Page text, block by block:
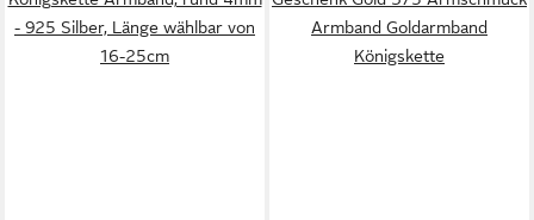
- 925 Silber, Länge wählbar von
16-25cm
Armband Goldarmband
Königskette